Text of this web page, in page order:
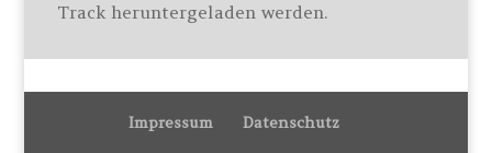
Track heruntergeladen werden.
Impressum Datenschutz